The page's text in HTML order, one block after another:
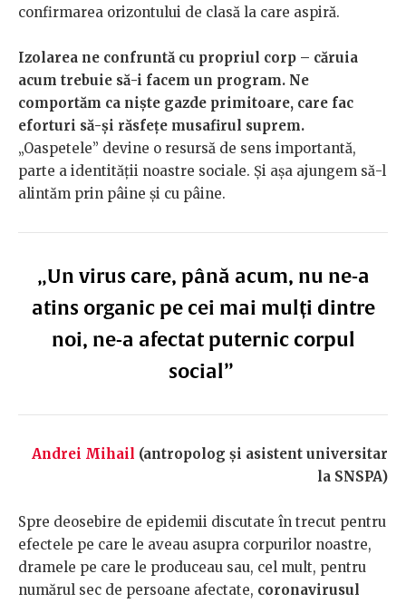
confirmarea orizontului de clasă la care aspiră.
Izolarea ne confruntă cu propriul corp – căruia
acum trebuie să-i facem un program. Ne
comportăm ca niște gazde primitoare, care fac
eforturi să-și răsfețe musafirul suprem.
„Oaspetele” devine o resursă de sens importantă,
parte a identității noastre sociale. Și așa ajungem să-l
alintăm prin pâine și cu pâine.
„Un virus care, până acum, nu ne-a
atins organic pe cei mai mulți dintre
noi, ne-a afectat puternic corpul
social”
Andrei Mihail (antropolog și asistent universitar
la SNSPA)
Spre deosebire de epidemii discutate în trecut pentru
efectele pe care le aveau asupra corpurilor noastre,
dramele pe care le produceau sau, cel mult, pentru
numărul sec de persoane afectate, coronavirusul